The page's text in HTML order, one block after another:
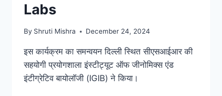
Labs
By Shruti Mishra December 24, 2024
इस कार्यक्रम का समन्वयन दिल्ली स्थित सीएसआईआर की
सहयोगी प्रयोगशाला इंस्टीट्यूट ऑफ जीनोमिक्स एंड
इंटीग्रेटिव बायोलॉजी (IGIB) ने किया।